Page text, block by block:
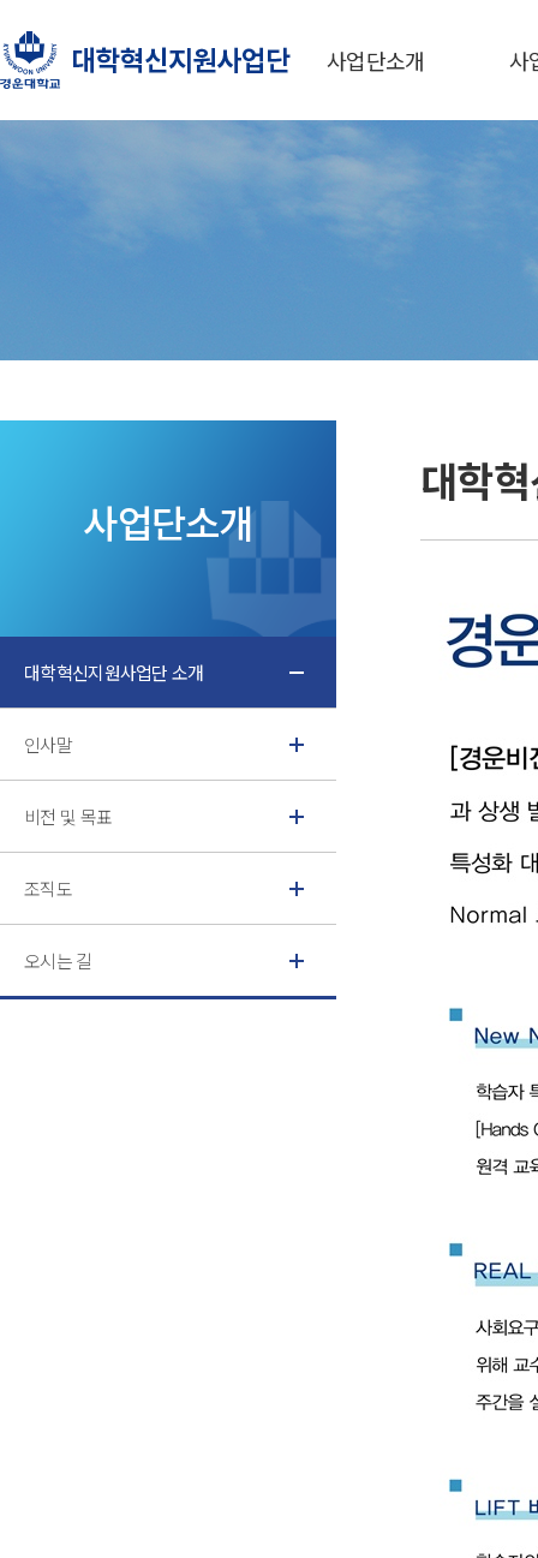
사업단소개 사
사업단소개
대학혁신지원사업단 소개
인사말
비전 및 목표
조직도
오시는 길
대학